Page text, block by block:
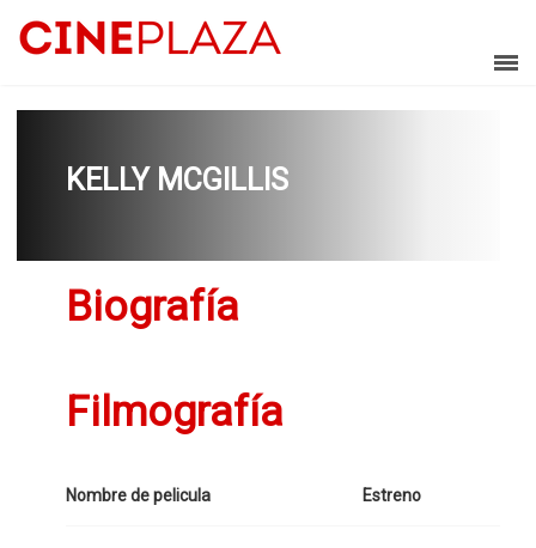
KELLY MCGILLIS
Biografía
Filmografía
Nombre de pelicula Estreno